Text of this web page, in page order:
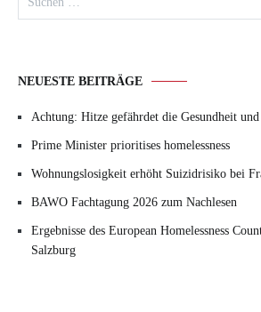
nach:
NEUESTE BEITRÄGE
Achtung: Hitze gefährdet die Gesundheit und
Prime Minister prioritises homelessness
Wohnungslosigkeit erhöht Suizidrisiko bei
BAWO Fachtagung 2026 zum Nachlesen
Ergebnisse des European Homelessness
Salzburg